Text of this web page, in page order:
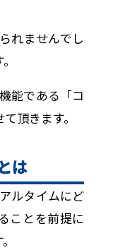
れませんでし
能である「コ
頂きます。
は
ルタイムにど
ことを前提に